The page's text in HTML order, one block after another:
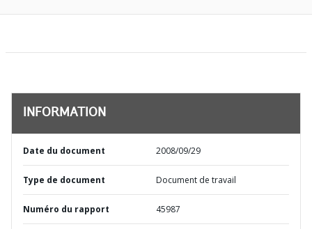
INFORMATION
Date du document 2008/09/29
Type de document Document de travail
Numéro du rapport 45987